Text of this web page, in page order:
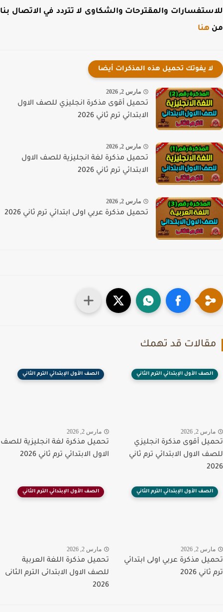
والمقترحات والشكاوى لا تتردد في الاتصال بنا
هنا
لا يفوتك تحميل هذه المذكرات أيضا
مارس 2, 2026
تحميل أقوى مذكرة انجليزي للصف الاول
الابتدائي ترم ثاني 2026
مارس 2, 2026
تحميل مذكرة لغة انجليزية للصف الاول
الابتدائي ترم ثاني 2026
مارس 2, 2026
تحميل مذكرة عربي اولى ابتدائي ترم ثاني 2026
قد تهمك
الصف الأول الإبتدائي الترم الثاني
2, 2026
أقوى مذكرة انجليزي
الاول الابتدائي ترم ثاني
الصف الأول الإبتدائي الترم الثاني
مارس 2, 2026
تحميل مذكرة لغة انجليزية للصف
الاول الابتدائي ترم ثاني 2026
الصف الأول الإبتدائي الترم الثاني
2, 2026
مذكرة عربي اولى ابتدائي
2026
الصف الأول الإبتدائي الترم الثاني
مارس 2, 2026
تحميل مذكرة اللغة العربية
للصف الاول الابتدائى الترم الثانى
2026